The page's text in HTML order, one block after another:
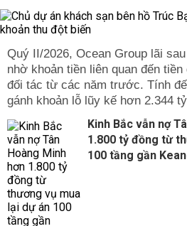
Quý II/2026, Ocean Group lãi
nhờ khoản tiền liên quan đến
đối tác từ các năm trước. Tính
gánh khoản lỗ lũy kế hơn 2.344
Kinh Bắc vẫn nợ
1.800 tỷ đồng từ
100 tầng gần